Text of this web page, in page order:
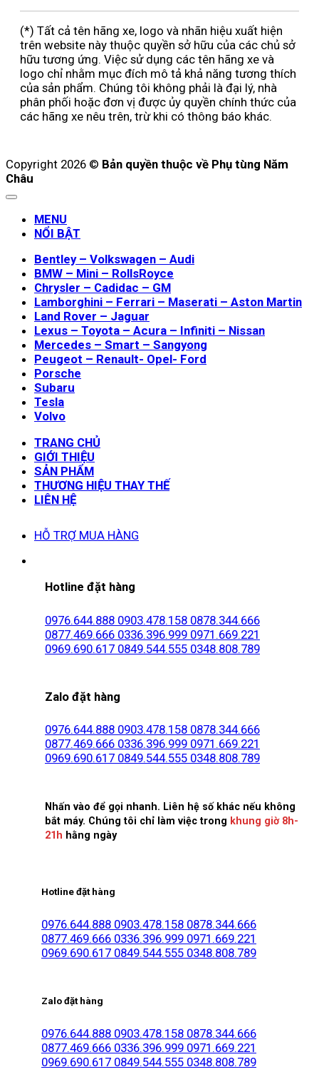
(*) Tất cả tên hãng xe, logo và nhãn hiệu xuất hiện
trên website này thuộc quyền sở hữu của các chủ sở
hữu tương ứng. Việc sử dụng các tên hãng xe và
logo chỉ nhằm mục đích mô tả khả năng tương thích
của sản phẩm. Chúng tôi không phải là đại lý, nhà
phân phối hoặc đơn vị được ủy quyền chính thức của
các hãng xe nêu trên, trừ khi có thông báo khác.
Copyright 2026 © Bản quyền thuộc về Phụ tùng Năm
Châu
MENU
NỔI BẬT
Bentley – Volkswagen – Audi
BMW – Mini – RollsRoyce
Chrysler – Cadidac – GM
Lamborghini – Ferrari – Maserati – Aston Martin
Land Rover – Jaguar
Lexus – Toyota – Acura – Infiniti – Nissan
Mercedes – Smart – Sangyong
Peugeot – Renault- Opel- Ford
Porsche
Subaru
Tesla
Volvo
TRANG CHỦ
GIỚI THIỆU
SẢN PHẨM
THƯƠNG HIỆU THAY THẾ
LIÊN HỆ
HỖ TRỢ MUA HÀNG
Hotline đặt hàng
0976.644.888 0903.478.158 0878.344.666
0877.469.666 0336.396.999 0971.669.221
0969.690.617 0849.544.555 0348.808.789
Zalo đặt hàng
0976.644.888 0903.478.158 0878.344.666
0877.469.666 0336.396.999 0971.669.221
0969.690.617 0849.544.555 0348.808.789
Nhấn vào để gọi nhanh. Liên hệ số khác nếu không
bắt máy. Chúng tôi chỉ làm việc trong khung giờ 8h-
21h hằng ngày
Hotline đặt hàng
0976.644.888 0903.478.158 0878.344.666
0877.469.666 0336.396.999 0971.669.221
0969.690.617 0849.544.555 0348.808.789
Zalo đặt hàng
0976.644.888 0903.478.158 0878.344.666
0877.469.666 0336.396.999 0971.669.221
0969.690.617 0849.544.555 0348.808.789